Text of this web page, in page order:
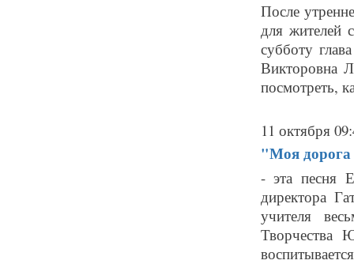
После
для жителей
субботу
Викторовна
посмотреть,
11 октября
"Моя дорога
- эта песня
директора
учителя
Творчества